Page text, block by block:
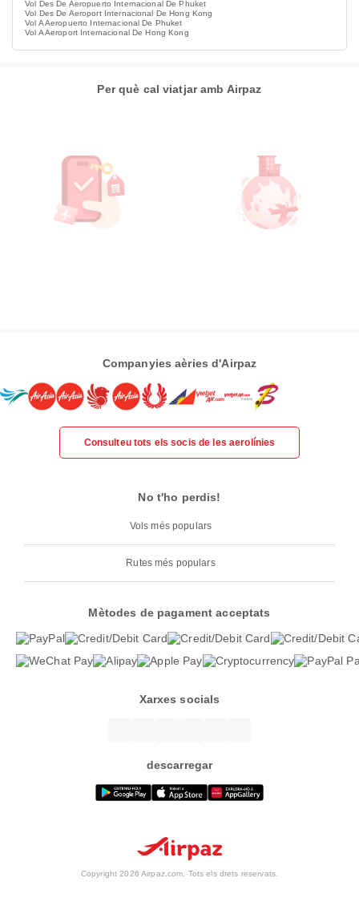
Vol Des De Aeropuerto Internacional De Phuket
Vol Des De Aeroport Internacional De Hong Kong
Vol A Aeropuerto Internacional De Phuket
Vol A Aeroport Internacional De Hong Kong
Per què cal viatjar amb Airpaz
Companyies aèries d'Airpaz
Consulteu tots els socis de les aerolínies
No t'ho perdis!
Vols més populars
Rutes més populars
Mètodes de pagament acceptats
Xarxes socials
descarregar
Copyright 2026 Airpaz.com. Tots els drets reservats.